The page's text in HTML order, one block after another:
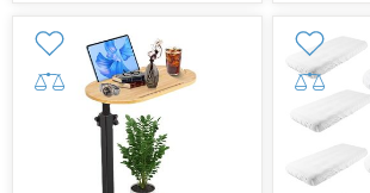
коричневий, чорний